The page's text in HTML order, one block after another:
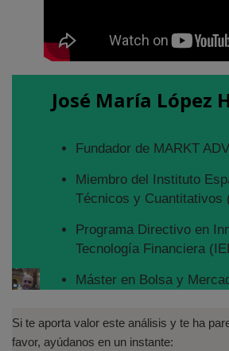
José María López
Fundador de MARKT
Miembro del Instituto
Técnicos y Cuantitativos
Programa Directivo en
Tecnología Financiera
Máster en Bolsa y
asesoramiento
https://www.cnmv.es/
Si te aporta valor este análisis y te ha
favor, ayúdanos en un instante: